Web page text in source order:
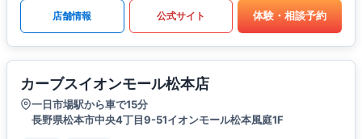
店舗情報 公式サイト 体験・相談予約
カーブスイオンモール松本店
一日市場駅から車で15分
長野県松本市中央4丁目9-51イオンモール松本風庭1F